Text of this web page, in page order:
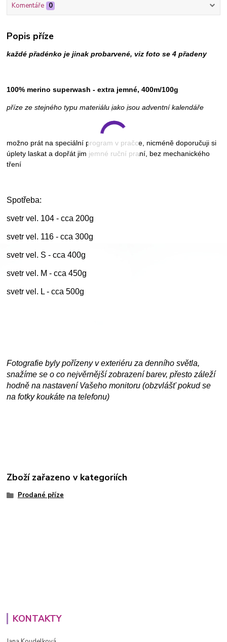
Komentáře 0
Popis příze
každé přadénko je jinak probarvené, viz foto se 4 přadeny
100% merino superwash - extra jemné, 400m/100g
příze ze stejného typu materiálu jako jsou adventní kalendáře
možno prát na speciální program v pračce, nicméně doporučuji si
úplety laskat a dopřát jim jemné ruční praní, bez mechanického
tření
Spotřeba:
svetr vel. 104 - cca 200g
svetr vel. 116 - cca 300g
svetr vel. S - cca 400g
svetr vel. M - cca 450g
svetr vel. L - cca 500g
Fotografie byly pořízeny v exteriéru za denního světla,
snažíme se o co nejvěrnější zobrazení barev, přesto záleží
hodně na nastavení Vašeho monitoru (obzvlášť pokud se
na fotky koukáte na telefonu)
Zboží zařazeno v kategoriích
Prodané příze
KONTAKTY